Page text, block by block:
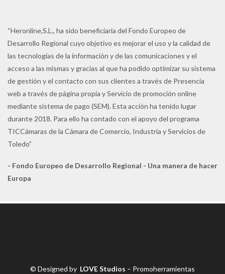
“Heronline,S.L., ha sido beneficiaria del Fondo Europeo de
Desarrollo Regional cuyo objetivo es mejorar el uso y la calidad de
las tecnologías de la información y de las comunicaciones y el
acceso a las mismas y gracias al que ha podido optimizar su sistema
de gestión y el contacto con sus clientes a través de Presencia
web a través de página propia y Servicio de promoción online
mediante sistema de pago (SEM). Esta acción ha tenido lugar
durante 2018. Para ello ha contado con el apoyo del programa
TICCámaras de la Cámara de Comercio, Industria y Servicios de
Toledo”
- Fondo Europeo de Desarrollo Regional - Una manera de hacer
Europa
© Designed by LOVE Studios – Promoherramientas